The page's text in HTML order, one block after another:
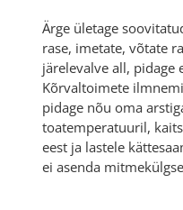
Ärge ületage
rase, imetate, võtate
järelevalve all, pidage
Kõrvaltoimete
pidage nõu oma
toatemperatuuril,
eest ja lastele
ei asenda